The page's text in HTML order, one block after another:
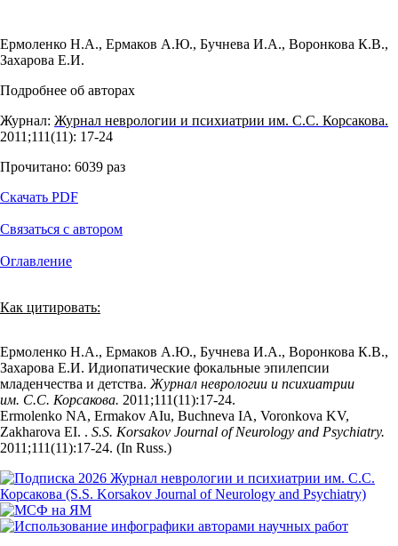
Ермоленко Н.А., Ермаков А.Ю., Бучнева И.А., Воронкова К.В.,
Захарова Е.И.
Подробнее об авторах
Журнал: Журнал неврологии и психиатрии им. С.С. Корсакова.
2011;111(11): 17‑24
Прочитано: 6039 раз
Скачать PDF
Связаться с автором
Оглавление
Как цитировать:
Ермоленко Н.А., Ермаков А.Ю., Бучнева И.А., Воронкова К.В.,
Захарова Е.И. Идиопатические фокальные эпилепсии
младенчества и детства. Журнал неврологии и психиатрии
им. С.С. Корсакова. 2011;111(11):17‑24.
Ermolenko NA, Ermakov AIu, Buchneva IA, Voronkova KV,
Zakharova EI. . S.S. Korsakov Journal of Neurology and Psychiatry.
2011;111(11):17‑24. (In Russ.)